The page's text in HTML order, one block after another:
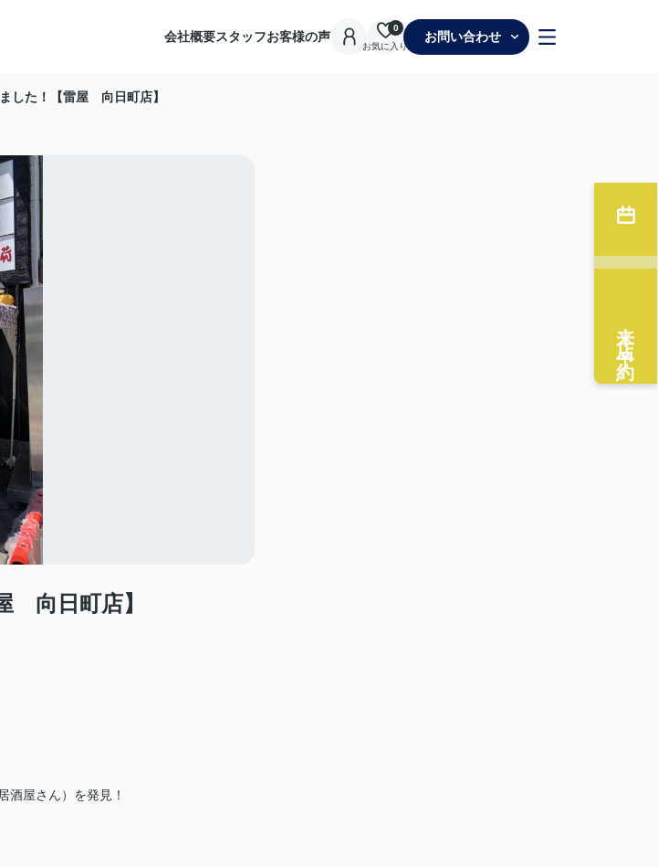
会社概要スタッフお客様の声
お気に入り
0
お問い合わせ
した！【雷屋 向日町店】
向日町店】
酒屋さん）を発見！
来店予約